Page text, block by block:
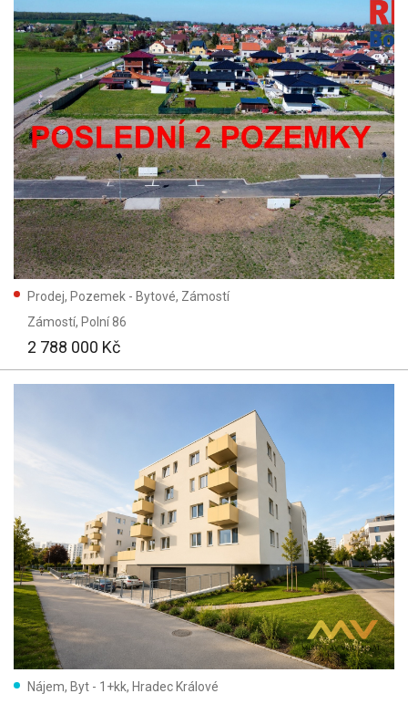
Prodej, Pozemek - Bytové, Zámostí
Zámostí, Polní 86
2 788 000 Kč
Nájem, Byt - 1+kk, Hradec Králové